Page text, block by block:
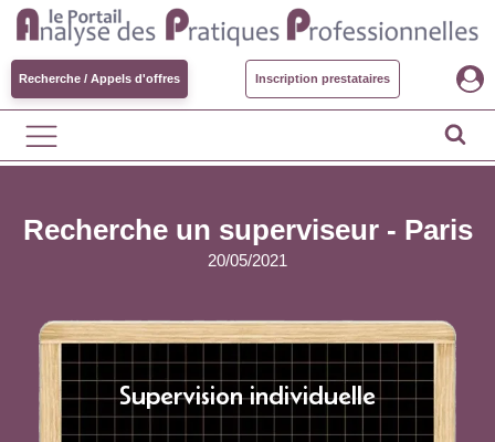
Recherche / Appels d'offres Inscription prestataires
Recherche un superviseur - Paris
20/05/2021
Supervision individuelle